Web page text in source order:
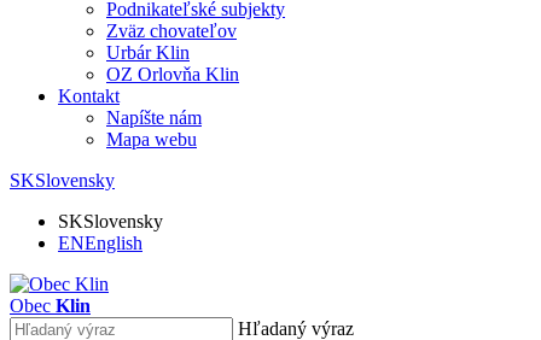
Podnikateľské subjekty
Zväz chovateľov
Urbár Klin
OZ Orlovňa Klin
Kontakt
Napíšte nám
Mapa webu
SKSlovensky
SKSlovensky
ENEnglish
Obec Klin
Hľadaný výraz